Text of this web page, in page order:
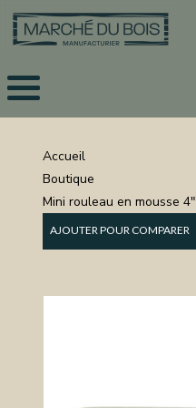
Accueil
Boutique
Mini rouleau en mousse 4"
AJOUTER POUR COMPARER